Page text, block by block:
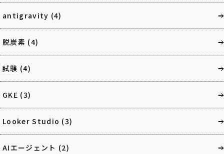
antigravity (4)
脱炭素 (4)
試験 (4)
GKE (3)
Looker Studio (3)
AIエージェント (2)